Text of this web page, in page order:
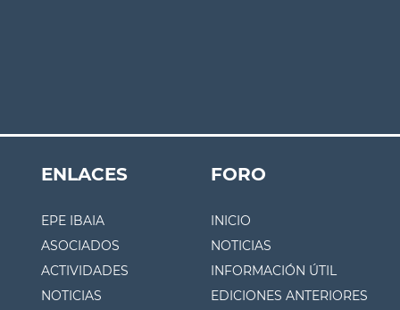
ENLACES
EPE IBAIA
ASOCIADOS
ACTIVIDADES
NOTICIAS
FORO
INICIO
NOTICIAS
INFORMACIÓN ÚTIL
EDICIONES ANTERIORES